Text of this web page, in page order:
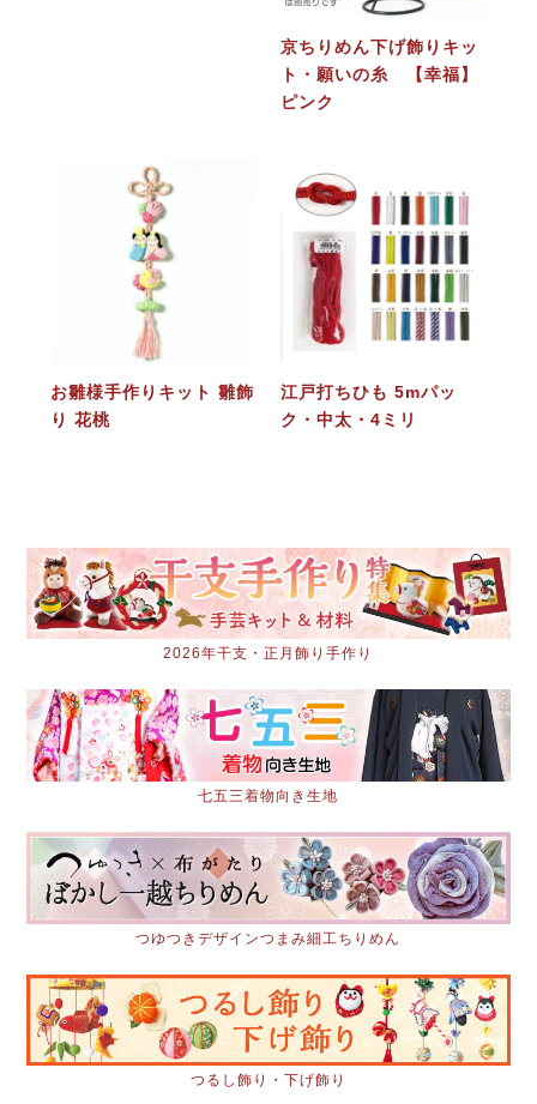
京ちりめん下げ飾りキッ
ト・願いの糸 【幸福】
ピンク
お雛様手作りキット 雛飾
り 花桃
江戸打ちひも 5mパッ
ク・中太・4ミリ
2026年干支・正月飾り手作り
七五三着物向き生地
つゆつきデザインつまみ細工ちりめん
つるし飾り・下げ飾り